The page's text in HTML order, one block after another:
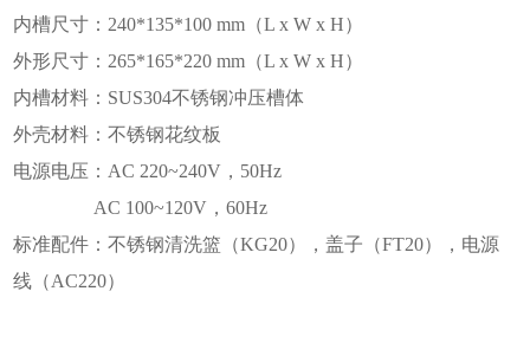
内槽尺寸：240*135*100 mm（L x W x H）
外形尺寸：265*165*220 mm（L x W x H）
内槽材料：SUS304不锈钢冲压槽体
外壳材料：不锈钢花纹板
电源电压：AC 220~240V，50Hz
AC 100~120V，60Hz
标准配件：不锈钢清洗篮（KG20），盖子（FT20），电源
线（AC220）